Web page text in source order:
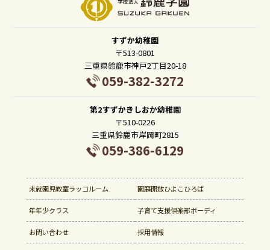
すずか幼稚園
〒513-0801
三重県鈴鹿市神戸2丁目20-18
059-382-3272
第2すずかきしおか幼稚園
〒510-0226
三重県鈴鹿市岸岡町2815
059-386-6129
未就園児教室ラッコルーム 園庭開放ひよこひろば
年年少クラス 子育て支援倶楽部ボーディ
お問い合わせ 採用情報